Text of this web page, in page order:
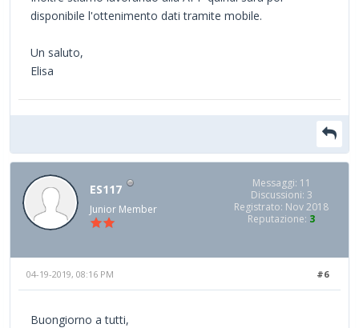
disponibile l'ottenimento dati tramite mobile.
Un saluto,
Elisa
ES117
Junior Member
Messaggi: 11
Discussioni: 3
Registrato: Nov 2018
Reputazione: 3
#6
04-19-2019, 08:16 PM
Buongiorno a tutti,